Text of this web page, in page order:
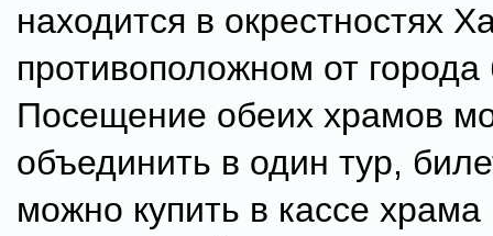
находится в окрестностях
противоположном от города
Посещение обеих храмов
объединить в один тур,
можно купить в кассе